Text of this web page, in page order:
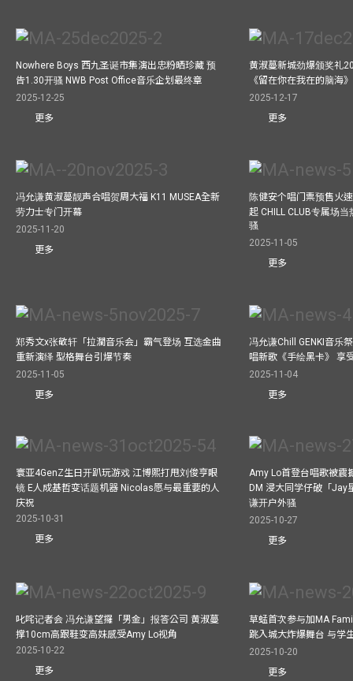
Nowhere Boys 西九圣诞市集演出忠粉晒珍藏 预
告1.30开骚 NWB Post Office音乐企划最终章
2025-12-25
更多
黄淑蔓新城劲爆颁奖礼
《留在你在我在的脑海
2025-12-17
更多
冯允谦黄淑蔓靓声合唱贺周大福 K11 MUSEA全新
劳力士专门开幕
2025-11-20
更多
陈健安个唱门票预售火
起 CHILL CLUB专属场
骚
2025-11-05
更多
郑秀文x张敬轩「拉濶音乐会」霸气登场 互选金曲
重新演绎 型格舞台引爆节奏
2025-11-05
更多
冯允谦Chill GENKI音乐
唱新歌《手绘黑卡》 享
2025-11-04
更多
寰亚4GenZ生日开趴玩游戏 江博熙打甩刘俊亨眼
镜 E人成基哲变话题机器 Nicolas愿与最重要的人
庆祝
2025-10-31
更多
Amy Lo首登台唱歌被震
DM 浸大同学仔破「Jay
谦开户外骚
2025-10-27
更多
叱咤记者会 冯允谦望攞「男金」报答公司 黄淑蔓
撑10cm高跟鞋变高妹感受Amy Lo视角
2025-10-22
更多
草蜢首次参与加MA
跳入城大炸爆舞台 与学
2025-10-20
更多